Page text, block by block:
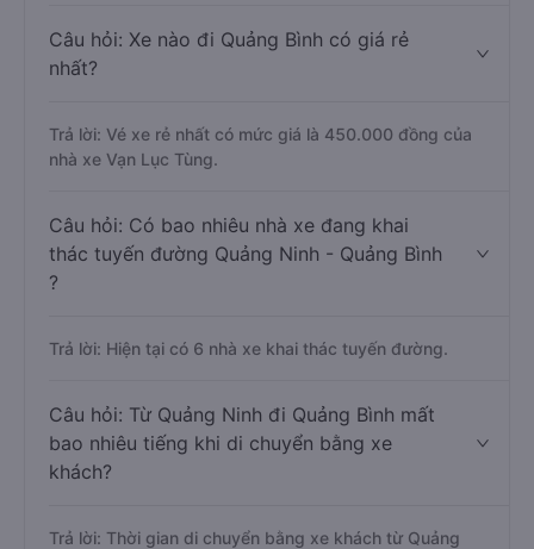
Câu hỏi: Xe nào đi Quảng Bình có giá rẻ
nhất?
Trả lời: Vé xe rẻ nhất có mức giá là 450.000 đồng của
nhà xe Vạn Lục Tùng.
Câu hỏi: Có bao nhiêu nhà xe đang khai
thác tuyến đường Quảng Ninh - Quảng Bình
?
Trả lời: Hiện tại có 6 nhà xe khai thác tuyến đường.
Câu hỏi: Từ Quảng Ninh đi Quảng Bình mất
bao nhiêu tiếng khi di chuyển bằng xe
khách?
Trả lời: Thời gian di chuyển bằng xe khách từ Quảng